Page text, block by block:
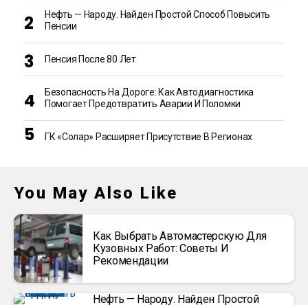
Нефть — Народу. Найден Простой Способ Повысить
Пенсии
Пенсия После 80 Лет
Безопасность На Дороге: Как Автодиагностика
Помогает Предотвратить Аварии И Поломки
ГК «Солар» Расширяет Присутствие В Регионах
You May Also Like
Как Выбрать Автомастерскую Для
Кузовных Работ: Советы И
Рекомендации
Нефть — Народу. Найден Простой